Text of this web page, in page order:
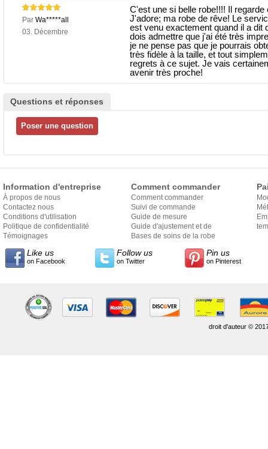
Par Wa*****all
03. Décembre
C'est une si belle robe!!!! Il
J'adore; ma robe de rêve! Le
est venu exactement quand il a dit
dois admettre que j'ai été très
je ne pense pas que je pourrais
très fidèle à la taille, et tout
regrets à ce sujet. Je vais
avenir très proche!
Questions et réponses
Information d'entreprise
À propos de nous
Contactez nous
Conditions d'utilisation
Politique de confidentialité
Témoignages
Comment commander
Comment commander
Suivi de commande
Guide de mesure
Guide d'ajustement et de
style
Bases de soins de la robe
Like us
on Facebook
Follow us
on Twitter
Pin us
on Pinterest
droit d'auteur ©